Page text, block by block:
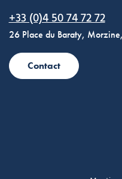
+33 (0)4 50 74 72 72
26 Place du Baraty,
Contact